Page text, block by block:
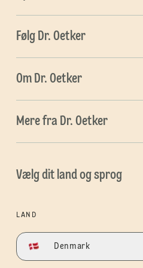
Følg Dr. Oetker
Om Dr. Oetker
Mere fra Dr. Oetker
Vælg dit land og sprog
LAND
Denmark